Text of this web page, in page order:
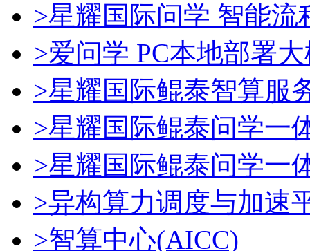
>星耀国际问学 智能流
>爱问学 PC本地部署
>星耀国际鲲泰智算服
>星耀国际鲲泰问学一
>星耀国际鲲泰问学一
>异构算力调度与加速
>智算中心(AICC)